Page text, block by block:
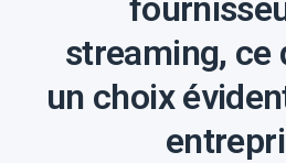
streaming, ce
un choix